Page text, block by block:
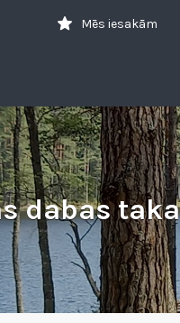
Mēs iesakām
dabas